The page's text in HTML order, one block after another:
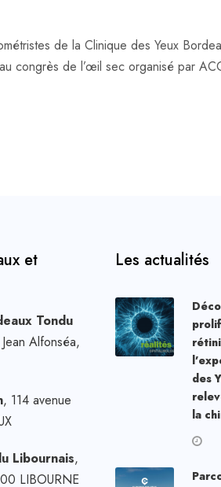
de la Clinique des Yeux
congrès de l’œil sec organisé par
et
Tondu
Alfonséa,
, 114 avenue
Libournais,
LIBOURNE
Les actualités
des
la